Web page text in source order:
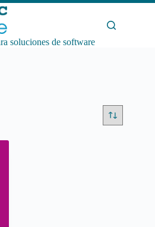
soluciones de software